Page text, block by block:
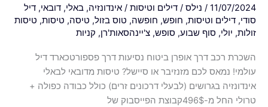
11/07/2024
/ נילס / דילים וטיסות / אינדונזיה, באלי, דובאי, דיל
סודי, דילים וטיסות, חופש, חופשה, טוס בזול, טיסה, טיסות, טיסות
זולות, יולי, סוף שבוע, סופש, צ'יינהסאות'רן, קניות
השכרת רכב דרך אופרן ביטוח נסיעות דרך פספורטכארד דיל
עולמי! נמאס לכם מזנזיבר או סיישל? טיסות מדובאי לבאלי
אינדונזיה בגרושים (לבעלי דרכונים זרים) כולל כבודה כפולה +
טרולי החל מ-496$קבוצת הפייסבוק של
כולל
כבודה
כפולה
טרולי